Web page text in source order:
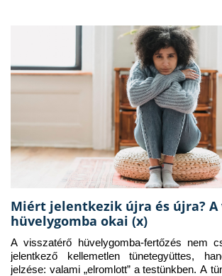
Miért jelentkezik újra és újra? A
hüvelygomba okai (x)
A visszatérő hüvelygomba-fertőzés nem
jelentkező kellemetlen tünetegyüttes,
jelzése: valami „elromlott” a testünkben. A